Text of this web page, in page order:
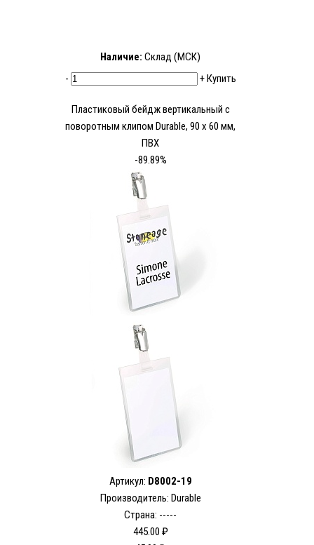
Наличие: Склад (МСК)
-
+Купить
Пластиковый бейдж вертикальный с
поворотным клипом Durable, 90 х 60 мм,
ПВХ
-89.89%
Артикул: D8002-19
Производитель: Durable
Страна: -----
445.00 ₽